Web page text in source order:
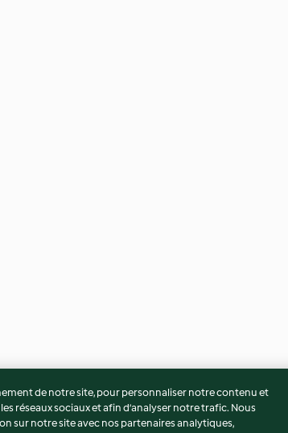
de notre site, pour personnaliser notre contenu et
réseaux sociaux et afin d’analyser notre trafic. Nous
sur notre site avec nos partenaires analytiques,